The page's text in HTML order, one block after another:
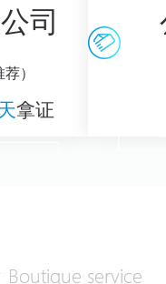
司
荐）
拿证